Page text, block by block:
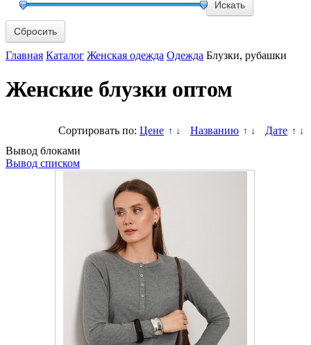
Сбросить
Главная Каталог Женская одежда Одежда Блузки, рубашки
Женские блузки оптом
Сортировать по: Цене ↑ ↓ Названию ↑ ↓ Дате ↑ ↓
Вывод блоками
Вывод списком